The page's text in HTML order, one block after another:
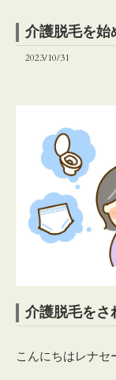
介護脱毛を始
2023/10/31
介護脱毛をさ
こんにちはレナセ